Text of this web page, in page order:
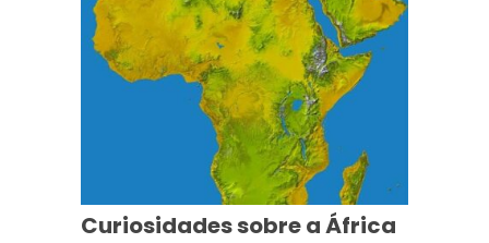
Curiosidades sobre a África